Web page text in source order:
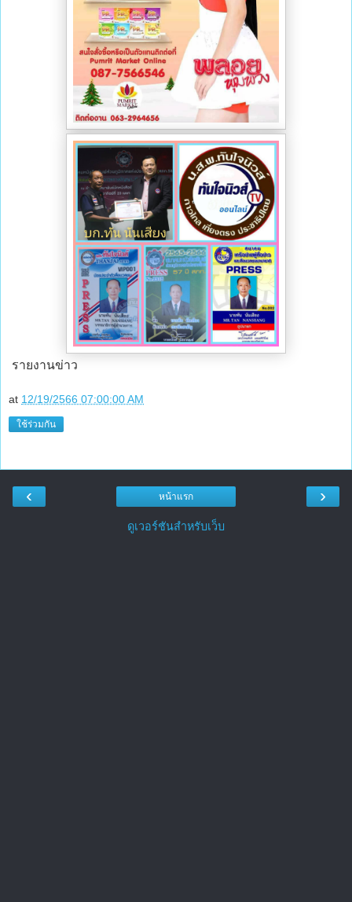
รายงานข่าว
at 12/19/2566 07:00:00 AM
ใช้ร่วมกัน
‹ ›
หน้าแรก
ดูเวอร์ชันสำหรับเว็บ